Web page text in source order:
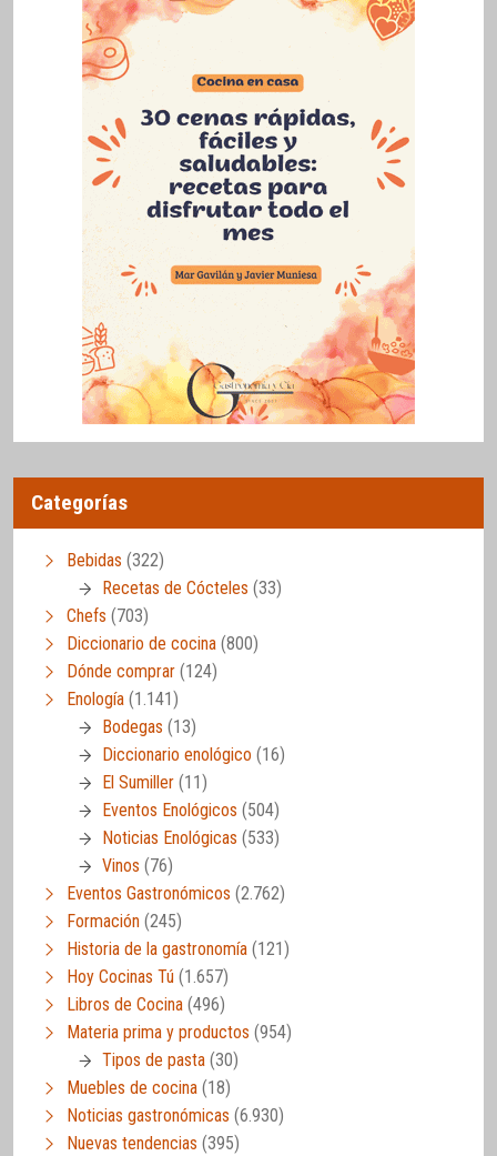
Categorías
Bebidas (322)
Recetas de Cócteles (33)
Chefs (703)
Diccionario de cocina (800)
Dónde comprar (124)
Enología (1.141)
Bodegas (13)
Diccionario enológico (16)
El Sumiller (11)
Eventos Enológicos (504)
Noticias Enológicas (533)
Vinos (76)
Eventos Gastronómicos (2.762)
Formación (245)
Historia de la gastronomía (121)
Hoy Cocinas Tú (1.657)
Libros de Cocina (496)
Materia prima y productos (954)
Tipos de pasta (30)
Muebles de cocina (18)
Noticias gastronómicas (6.930)
Nuevas tendencias (395)